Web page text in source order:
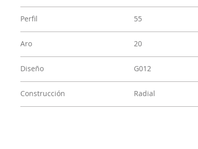
Perfil 55
Aro 20
Diseño G012
Construcción Radial